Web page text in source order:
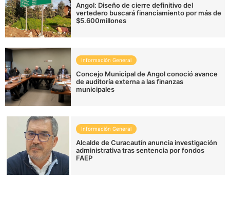
Angol: Diseño de cierre definitivo del
vertedero buscará financiamiento por más de
$5.600millones
Información General
Concejo Municipal de Angol conoció avance
de auditoría externa a las finanzas
municipales
Información General
Alcalde de Curacautín anuncia investigación
administrativa tras sentencia por fondos
FAEP